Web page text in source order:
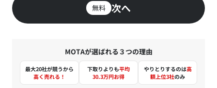
無料 次へ
MOTAが選ばれる３つの理由
最大20社が競うから
高く売れる！
下取りよりも平均
30.3万円お得
やりとりするのは高
額上位3社のみ